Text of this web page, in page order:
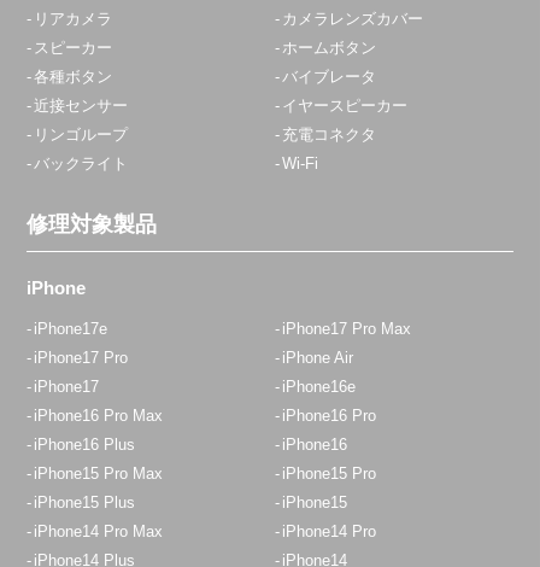
リアカメラ
カメラレンズカバー
スピーカー
ホームボタン
各種ボタン
バイブレータ
近接センサー
イヤースピーカー
リンゴループ
充電コネクタ
バックライト
Wi-Fi
修理対象製品
iPhone
iPhone17e
iPhone17 Pro Max
iPhone17 Pro
iPhone Air
iPhone17
iPhone16e
iPhone16 Pro Max
iPhone16 Pro
iPhone16 Plus
iPhone16
iPhone15 Pro Max
iPhone15 Pro
iPhone15 Plus
iPhone15
iPhone14 Pro Max
iPhone14 Pro
iPhone14 Plus
iPhone14